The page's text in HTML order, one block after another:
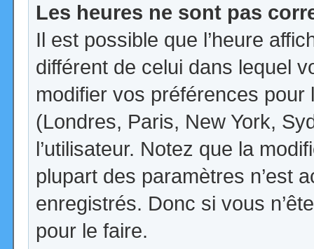
Les heures ne sont pas
Il est possible que l’heure
différent de celui dans lequel
modifier vos préférences
(Londres, Paris, New York,
l’utilisateur. Notez que la
plupart des paramètres n’est
enregistrés. Donc si vous
pour le faire.